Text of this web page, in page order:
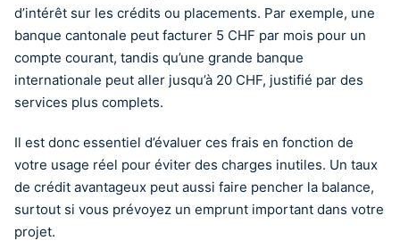
d’intérêt sur les crédits ou placements. Par exemple, une
banque cantonale peut facturer 5 CHF par mois pour un
compte courant, tandis qu’une grande banque
internationale peut aller jusqu’à 20 CHF, justifié par des
services plus complets.
Il est donc essentiel d’évaluer ces frais en fonction de
votre usage réel pour éviter des charges inutiles. Un taux
de crédit avantageux peut aussi faire pencher la balance,
surtout si vous prévoyez un emprunt important dans votre
projet.